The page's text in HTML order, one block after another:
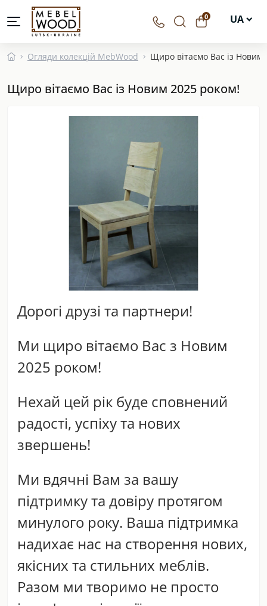
0 UA
PL
Огляди колекцій MebWood Щиро вітаємо Вас із Новим
Щиро вітаємо Вас із Новим 2025 роком!
Дорогі друзі та партнери!
Ми щиро вітаємо Вас з Новим
2025 роком!
Нехай цей рік буде сповнений
радості, успіху та нових
звершень!
Ми вдячні Вам за вашу
підтримку та довіру протягом
минулого року. Ваша підтримка
надихає нас на створення нових,
якісних та стильних меблів.
Разом ми творимо не просто